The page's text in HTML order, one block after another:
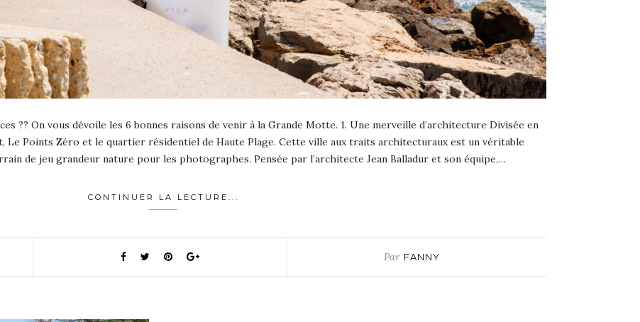
?? On vous dévoile les 6 bonnes raisons de venir à la Grande Motte. 1. Une merveille d’architecture Divisée en
Le Points Zéro et le quartier résidentiel de Haute Plage. Cette ville aux traits architecturaux est un véritable
de jeu grandeur nature pour les photographes. Pensée par l’architecte Jean Balladur et son équipe,…
CONTINUER LA LECTURE...
Par FANNY